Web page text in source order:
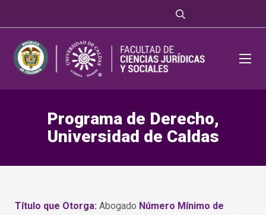
Programa de Derecho,
Universidad de Caldas
Título que Otorga: Abogado Número Mínimo de